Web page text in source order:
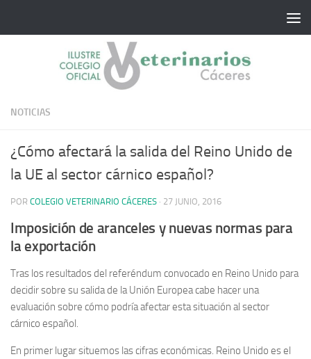
NOTICIAS
¿Cómo afectará la salida del Reino Unido de
la UE al sector cárnico español?
POR COLEGIO VETERINARIO CÁCERES · 27 JUNIO, 2016
Imposición de aranceles y nuevas normas para
la exportación
Tras los resultados del referéndum convocado en Reino Unido para
decidir sobre su salida de la Unión Europea cabe hacer una
evaluación sobre cómo podría afectar esta situación al sector
cárnico español.
En primer lugar situemos las cifras económicas. Reino Unido es el